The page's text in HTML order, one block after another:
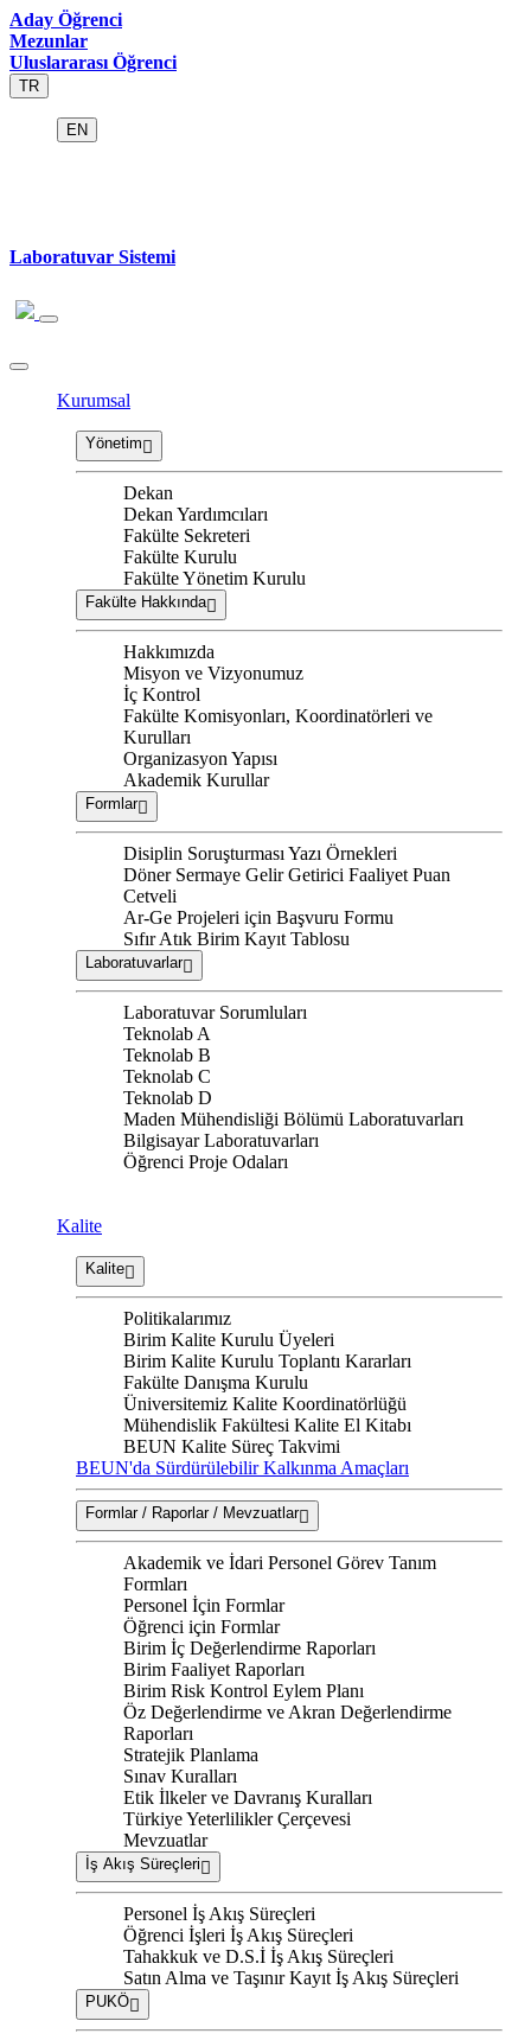
Aday Öğrenci
Mezunlar
Uluslararası Öğrenci
TR
EN
Laboratuvar Sistemi
Kurumsal
Yönetim
Dekan
Dekan Yardımcıları
Fakülte Sekreteri
Fakülte Kurulu
Fakülte Yönetim Kurulu
Fakülte Hakkında
Hakkımızda
Misyon ve Vizyonumuz
İç Kontrol
Fakülte Komisyonları, Koordinatörleri ve
Kurulları
Organizasyon Yapısı
Akademik Kurullar
Formlar
Disiplin Soruşturması Yazı Örnekleri
Döner Sermaye Gelir Getirici Faaliyet Puan
Cetveli
Ar-Ge Projeleri için Başvuru Formu
Sıfır Atık Birim Kayıt Tablosu
Laboratuvarlar
Laboratuvar Sorumluları
Teknolab A
Teknolab B
Teknolab C
Teknolab D
Maden Mühendisliği Bölümü Laboratuvarları
Bilgisayar Laboratuvarları
Öğrenci Proje Odaları
Kalite
Kalite
Politikalarımız
Birim Kalite Kurulu Üyeleri
Birim Kalite Kurulu Toplantı Kararları
Fakülte Danışma Kurulu
Üniversitemiz Kalite Koordinatörlüğü
Mühendislik Fakültesi Kalite El Kitabı
BEUN Kalite Süreç Takvimi
BEUN'da Sürdürülebilir Kalkınma Amaçları
Formlar / Raporlar / Mevzuatlar
Akademik ve İdari Personel Görev Tanım
Formları
Personel İçin Formlar
Öğrenci için Formlar
Birim İç Değerlendirme Raporları
Birim Faaliyet Raporları
Birim Risk Kontrol Eylem Planı
Öz Değerlendirme ve Akran Değerlendirme
Raporları
Stratejik Planlama
Sınav Kuralları
Etik İlkeler ve Davranış Kuralları
Türkiye Yeterlilikler Çerçevesi
Mevzuatlar
İş Akış Süreçleri
Personel İş Akış Süreçleri
Öğrenci İşleri İş Akış Süreçleri
Tahakkuk ve D.S.İ İş Akış Süreçleri
Satın Alma ve Taşınır Kayıt İş Akış Süreçleri
PUKÖ